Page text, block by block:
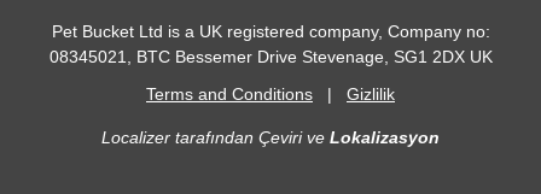
Pet Bucket Ltd is a UK registered company, Company no:
08345021, BTC Bessemer Drive Stevenage, SG1 2DX UK
Terms and Conditions | Gizlilik
Localizer tarafından Çeviri ve Lokalizasyon